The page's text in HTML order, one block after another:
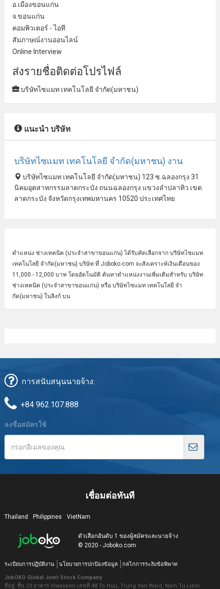
อ.เมืองขอนแก่น
จ.ขอนแก่น
คอมพิวเตอร์ - ไอที
สัมภาษณ์งานออนไลน์
Online Interview
ส่งรายชื่อติดต่อโปรไฟล์
บริษัทไซแมท เทคโนโลยี จํากัด(มหาชน)
แนะนำ บริษัท
บริษัทไซแมท เทคโนโลยี จํากัด(มหาชน) งาน
บริษัทไซแมท เทคโนโลยี จํากัด(มหาชน) 123 ซ.ฉลองกรุง 31
นิคมอุตสาหกรรมลาดกระบัง ถนนฉลองกรุง แขวงลําปลาทิว เขต
ลาดกระบัง จังหวัดกรุงเทพมหานคร 10520 ประเทศไทย
ตำแหน่ง ช่างเทคนิค (ประจําสาขาขอนแก่น) ได้รับคัดเลือกจาก บริษัทไซแมท
เทคโนโลยี จํากัด(มหาชน) บริษัท ที่ Joboko.com จะสังเคราะห์เงินเดือนของ
11,000 - 12,000 บาท โดยอัตโนมัติ ค้นหาตำแหน่งงานเพิ่มเติมสำหรับ บริษัท
ช่างเทคนิค (ประจําสาขาขอนแก่น) หรือ บริษัทไซแมท เทคโนโลยี จํา
กัด(มหาชน) ในลิงก์ บน
การสนับสนุนนายจ้าง:
+84 962.107.888
ลงชื่อสมัครใช้
เชื่อมต่อทันที
Thailand Philippines VietNam
ตัวเลือกอันดับ 1 ของผู้สมัครและนายจ้าง
© 2020 - Joboko.com
ระเบียบการปฏิบัติงาน นโยบายการปกป้องข้อมูล กลไกการระงับข้อพิพาท
JobOKO Global Joint Stock Company
ที่อยู่: ชั้น 23 อาคาร Viwaseen เลขที่ 48 To Huu, Trung Van Ward, Nam Tu Liem